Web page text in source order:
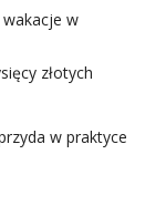
w
złotych
w praktyce